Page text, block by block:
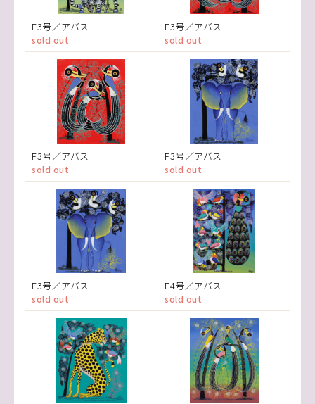
F3号／アバス
sold out
F3号／アバス
sold out
F3号／アバス
sold out
F3号／アバス
sold out
F3号／アバス
sold out
F4号／アバス
sold out